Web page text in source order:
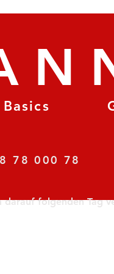
Basics
78
folgenden Tag